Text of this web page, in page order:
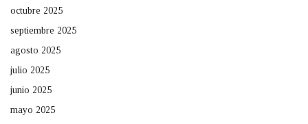
octubre 2025
septiembre 2025
agosto 2025
julio 2025
junio 2025
mayo 2025